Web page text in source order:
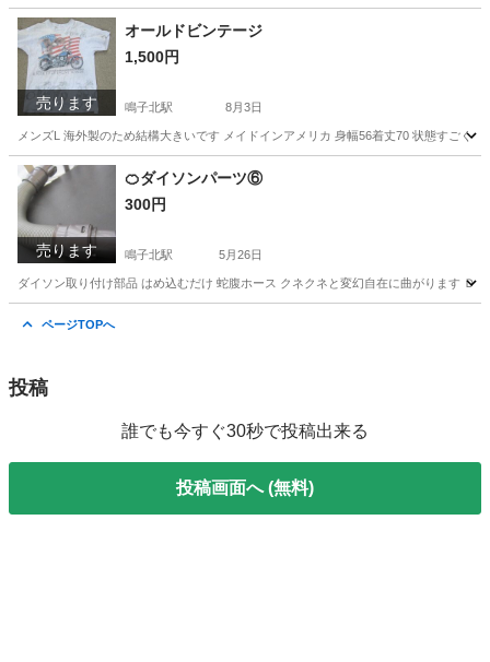
愛知 名古屋市 鳴子北駅
売ります
オールドビンテージ
1,500円
鳴子北駅 8月3日
メンズL 海外製のため結構大きいです メイドインアメリカ 身幅56着丈70 状態すごく
愛知 名古屋市 鳴子北駅 服/ファッション
売ります
🍊ダイソンパーツ⑥
300円
鳴子北駅 5月26日
ダイソン取り付け部品 はめ込むだけ 蛇腹ホース クネクネと変幻自在に曲がります Ｄ
ページTOPへ
投稿
誰でも今すぐ30秒で投稿出来る
投稿画面へ (無料)